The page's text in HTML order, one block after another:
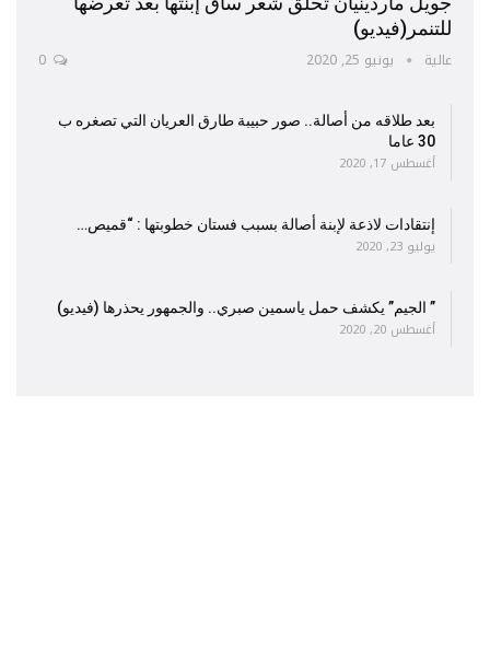
للتنمر(فيديو)
عالية يونيو 25, 2020
بعد طلاقه من أصالة.. صور حبيبة طارق العريان التي تصغره ب
30 عاما
أغسطس 17, 2020
إنتقادات لاذعة لإبنة أصالة بسبب فستان خطوبتها : “قميص…
يوليو 23, 2020
” الجيم” يكشف حمل ياسمين صبري.. والجمهور يحذرها (فيديو)
أغسطس 20, 2020